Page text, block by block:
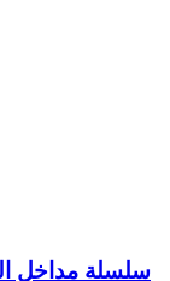
سلسلة مداخل